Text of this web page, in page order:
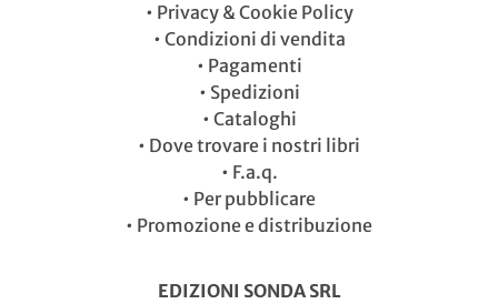
• Privacy & Cookie Policy
• Condizioni di vendita
• Pagamenti
• Spedizioni
• Cataloghi
• Dove trovare i nostri libri
• F.a.q.
• Per pubblicare
• Promozione e distribuzione
EDIZIONI SONDA SRL